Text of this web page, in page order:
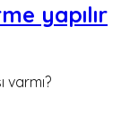
yapılır
varmı?